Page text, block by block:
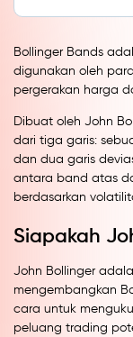
Bollinger Bands
digunakan oleh
pergerakan harga
Dibuat oleh John
dari tiga garis:
dan dua garis
antara band atas
berdasarkan
Siapakah
John Bollinger
mengembangkan
cara untuk
peluang trading